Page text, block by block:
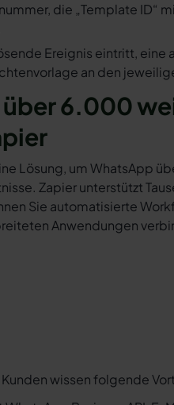
die „Template ID“
Ereignis eintritt,
an den
6.000
Lösung, um WhatsApp
Zapier unterstützt
Sie automatisierte
Anwendungen
wissen folgende